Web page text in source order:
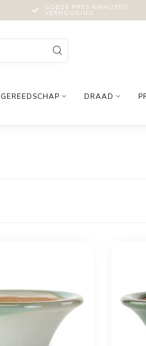
GOEDE PRIJS-KWALITEIT
VERHOUDING
GEREEDSCHAP DRAAD